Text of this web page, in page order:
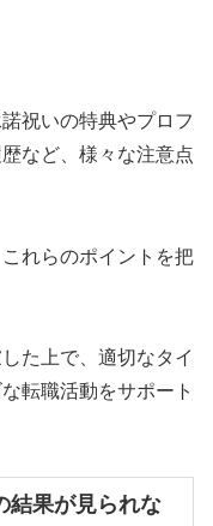
祝いの特典やプロフ
など、様々な注意点
れらのポイントを把
た上で、適切なタイ
転職活動をサポート
結果が見られな